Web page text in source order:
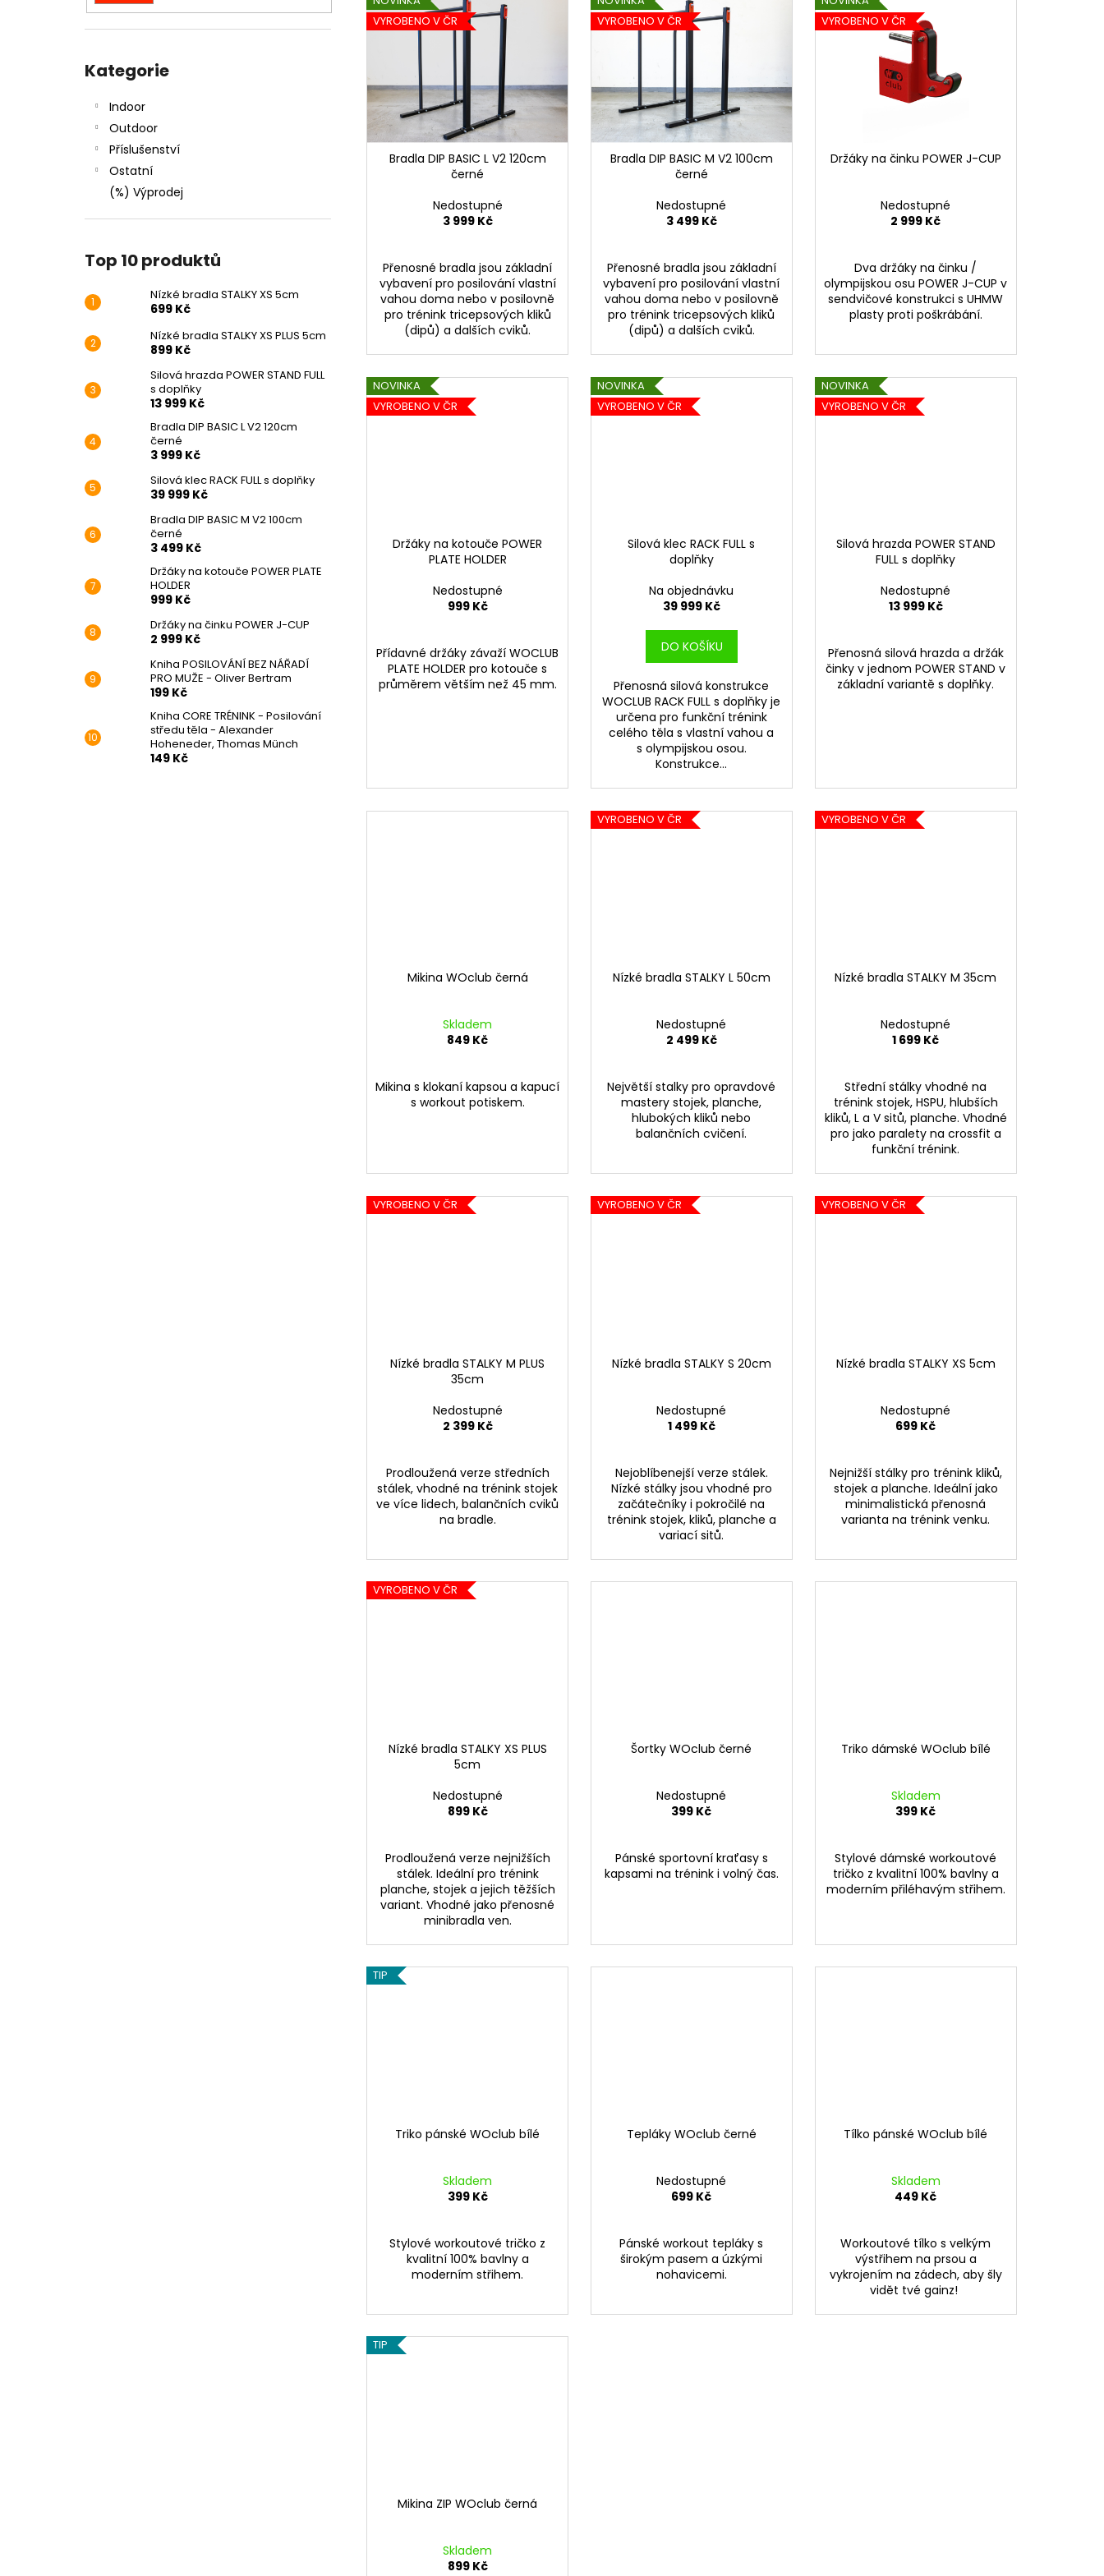
kategorie
Kategorie
Indoor
Outdoor
Příslušenství
Ostatní
(%) Výprodej
Top 10 produktů
Nízké bradla STALKY XS 5cm
699 Kč
Nízké bradla STALKY XS PLUS 5cm
899 Kč
Silová hrazda POWER STAND FULL
s doplňky
13 999 Kč
Bradla DIP BASIC L V2 120cm
černé
3 999 Kč
Silová klec RACK FULL s doplňky
39 999 Kč
Bradla DIP BASIC M V2 100cm
černé
3 499 Kč
Držáky na kotouče POWER PLATE
HOLDER
999 Kč
Držáky na činku POWER J-CUP
2 999 Kč
Kniha POSILOVÁNÍ BEZ NÁŘADÍ
PRO MUŽE - Oliver Bertram
199 Kč
Kniha CORE TRÉNINK - Posilování
středu těla - Alexander
Hoheneder, Thomas Münch
149 Kč
í
o
d
u
ý
p
s
p
o
VYROBENO V ČR
Bradla DIP BASIC L V2 120cm
černé
Nedostupné
3 999 Kč
Přenosné bradla jsou základní
vybavení pro posilování vlastní
vahou doma nebo v posilovně
pro trénink tricepsových kliků
(dipů) a dalších cviků.
VYROBENO V ČR
Bradla DIP BASIC M V2 100cm
černé
Nedostupné
3 499 Kč
Přenosné bradla jsou základní
vybavení pro posilování vlastní
vahou doma nebo v posilovně
pro trénink tricepsových kliků
(dipů) a dalších cviků.
VYROBENO V ČR
Držáky na činku POWER J-CUP
Nedostupné
2 999 Kč
Dva držáky na činku /
olympijskou osu POWER J-CUP v
sendvičové konstrukci s UHMW
plasty proti poškrábání.
NOVINKA
VYROBENO V ČR
Držáky na kotouče POWER
PLATE HOLDER
Nedostupné
999 Kč
Přídavné držáky závaží WOCLUB
PLATE HOLDER pro kotouče s
průměrem větším než 45 mm.
NOVINKA
VYROBENO V ČR
Silová klec RACK FULL s
doplňky
Na objednávku
39 999 Kč
DO KOŠÍKU
Přenosná silová konstrukce
WOCLUB RACK FULL s doplňky je
určena pro funkční trénink
celého těla s vlastní vahou a
s olympijskou osou.
Konstrukce...
NOVINKA
VYROBENO V ČR
Silová hrazda POWER STAND
FULL s doplňky
Nedostupné
13 999 Kč
Přenosná silová hrazda a držák
činky v jednom POWER STAND v
základní variantě s doplňky.
Mikina WOclub černá
Skladem
849 Kč
Mikina s klokaní kapsou a kapucí
s workout potiskem.
VYROBENO V ČR
Nízké bradla STALKY L 50cm
Nedostupné
2 499 Kč
Největší stalky pro opravdové
mastery stojek, planche,
hlubokých kliků nebo
balančních cvičení.
VYROBENO V ČR
Nízké bradla STALKY M 35cm
Nedostupné
1 699 Kč
Střední stálky vhodné na
trénink stojek, HSPU, hlubších
kliků, L a V sitů, planche. Vhodné
pro jako paralety na crossfit a
funkční trénink.
VYROBENO V ČR
Nízké bradla STALKY M PLUS
35cm
Nedostupné
2 399 Kč
Prodloužená verze středních
stálek, vhodné na trénink stojek
ve více lidech, balančních cviků
na bradle.
VYROBENO V ČR
Nízké bradla STALKY S 20cm
Nedostupné
1 499 Kč
Nejoblíbenejší verze stálek.
Nízké stálky jsou vhodné pro
začátečníky i pokročilé na
trénink stojek, kliků, planche a
variací sitů.
VYROBENO V ČR
Nízké bradla STALKY XS 5cm
Nedostupné
699 Kč
Nejnižší stálky pro trénink kliků,
stojek a planche. Ideální jako
minimalistická přenosná
varianta na trénink venku.
VYROBENO V ČR
Nízké bradla STALKY XS PLUS
5cm
Nedostupné
899 Kč
Prodloužená verze nejnižších
stálek. Ideální pro trénink
planche, stojek a jejich těžších
variant. Vhodné jako přenosné
minibradla ven.
Šortky WOclub černé
Nedostupné
399 Kč
Pánské sportovní kraťasy s
kapsami na trénink i volný čas.
Triko dámské WOclub bílé
Skladem
399 Kč
Stylové dámské workoutové
tričko z kvalitní 100% bavlny a
moderním přiléhavým střihem.
TIP
Triko pánské WOclub bílé
Skladem
399 Kč
Stylové workoutové tričko z
kvalitní 100% bavlny a
moderním střihem.
Tepláky WOclub černé
Nedostupné
699 Kč
Pánské workout tepláky s
širokým pasem a úzkými
nohavicemi.
Tílko pánské WOclub bílé
Skladem
449 Kč
Workoutové tílko s velkým
výstřihem na prsou a
vykrojením na zádech, aby šly
vidět tvé gainz!
TIP
Mikina ZIP WOclub černá
Skladem
899 Kč
NÍZKÉ BRADLA STALKY XS 5CM
699 Kč
NÍZKÉ BRADLA STALKY XS PLUS 5CM
899 Kč
SILOVÁ HRAZDA POWER STAND FULL S
DOPLŇKY